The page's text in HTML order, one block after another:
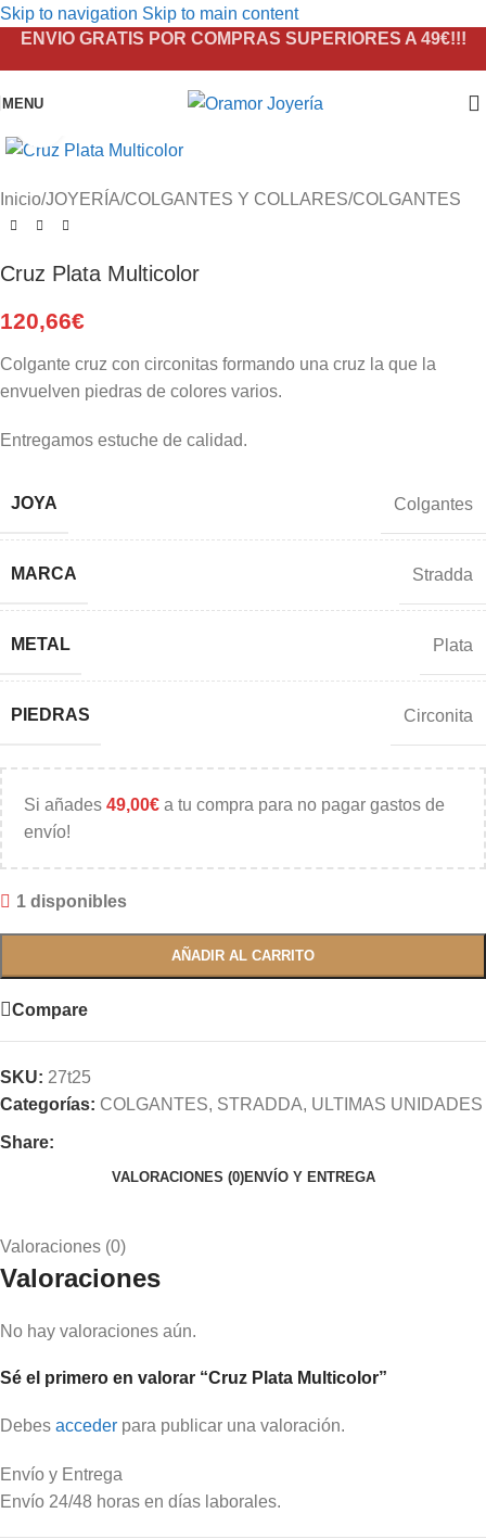
Skip to navigation Skip to main content
ENVIO GRATIS POR COMPRAS SUPERIORES A 49€!!!
MENU
Inicio/JOYERÍA/COLGANTES Y COLLARES/COLGANTES
Cruz Plata Multicolor
120,66€
Colgante cruz con circonitas formando una cruz la que la
envuelven piedras de colores varios.
Entregamos estuche de calidad.
JOYA Colgantes
MARCA Stradda
METAL Plata
PIEDRAS Circonita
Si añades 49,00€ a tu compra para no pagar gastos de
envío!
1 disponibles
AÑADIR AL CARRITO
Compare
SKU: 27t25
Categorías: COLGANTES, STRADDA, ULTIMAS UNIDADES
Share:
VALORACIONES (0)ENVÍO Y ENTREGA
Valoraciones (0)
Valoraciones
No hay valoraciones aún.
Sé el primero en valorar “Cruz Plata Multicolor”
Debes acceder para publicar una valoración.
Envío y Entrega
Envío 24/48 horas en días laborales.